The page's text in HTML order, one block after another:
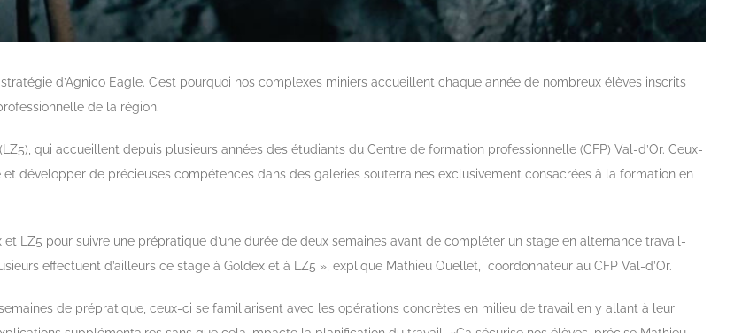
d’Agnico Eagle. C’est pourquoi nos complexes miniers accueillent chaque année de nombreux élèves inscrits
de la région.
qui accueillent depuis plusieurs années des étudiants du Centre de formation professionnelle (CFP) Val-d’Or. Ceux-
développer de précieuses compétences dans des galeries souterraines exclusivement consacrées à la formation en
LZ5 pour suivre une prépratique d’une durée de deux semaines avant de compléter un stage en alternance travail-
effectuent d’ailleurs ce stage à Goldex et à LZ5 », explique Mathieu Ouellet, coordonnateur au CFP Val-d’Or.
de prépratique, ceux-ci se familiarisent avec les opérations concrètes en milieu de travail en y allant à leur